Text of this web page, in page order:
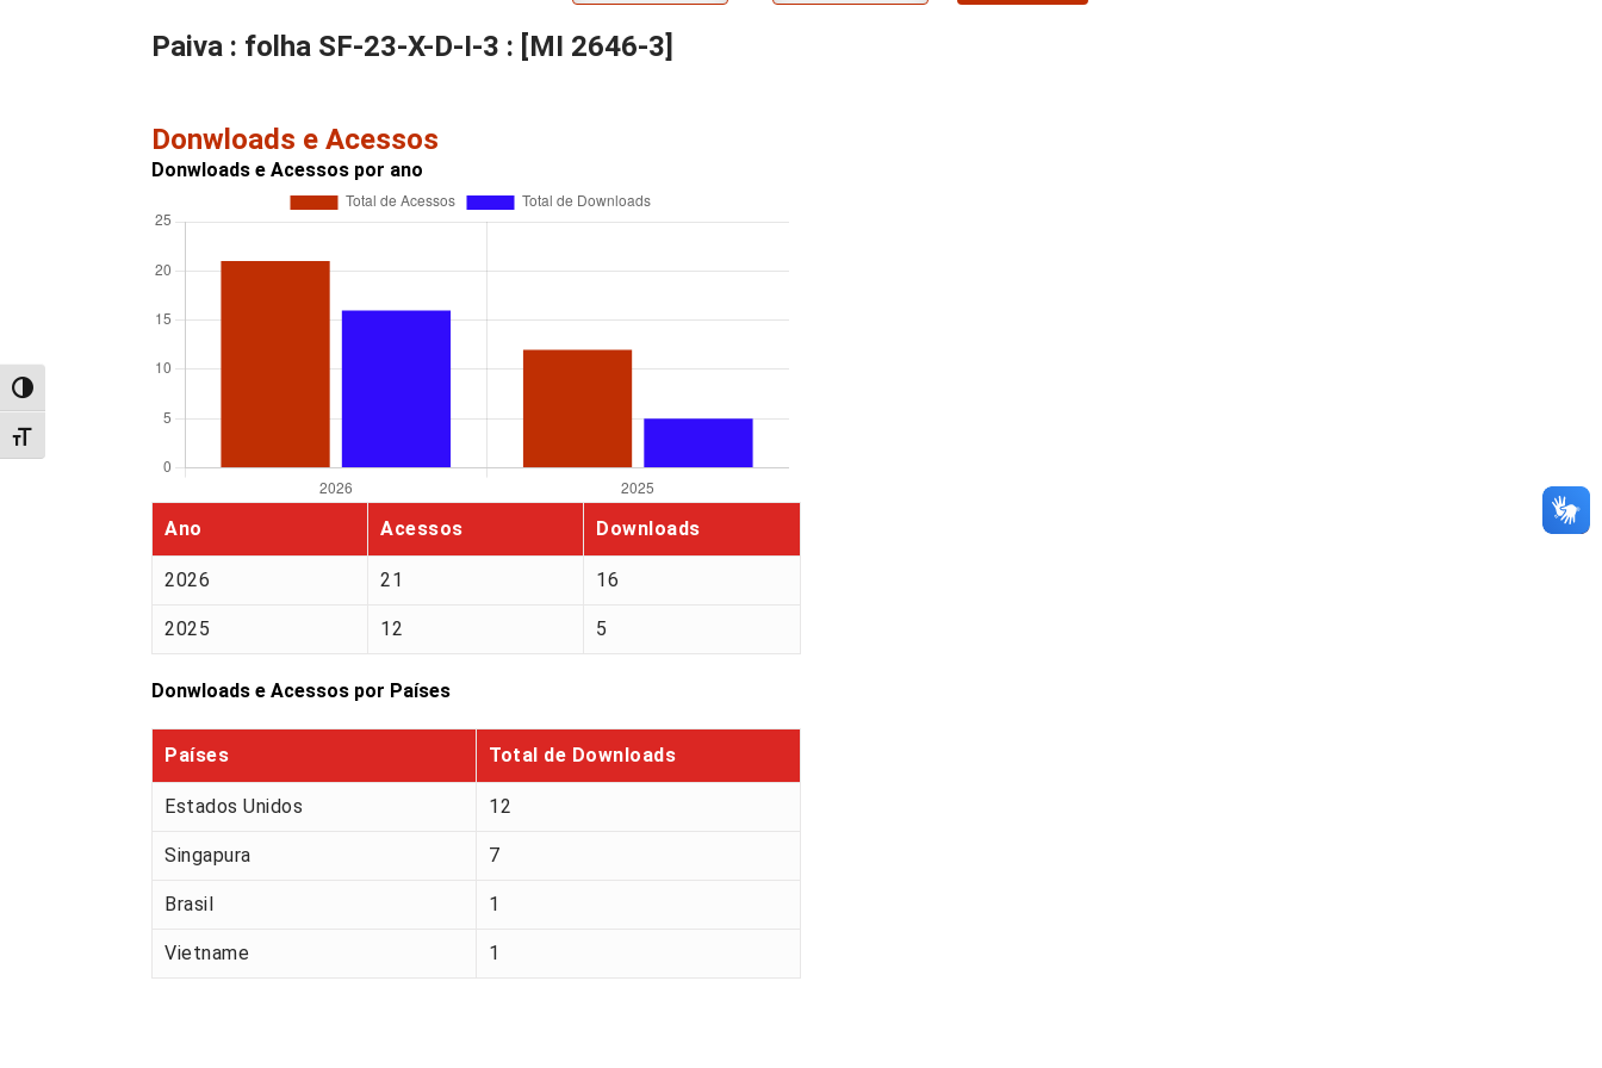
Alternar alto contraste
Alternar tamanho da fonte
Paiva : folha SF-23-X-D-I-3 : [MI 2646-3]
Donwloads e Acessos
Donwloads e Acessos por ano
Ano Acessos Downloads
2026 21 16
2025 12 5
Donwloads e Acessos por Países
Países Total de Downloads
Estados Unidos 12
Singapura 7
Brasil 1
Vietname 1